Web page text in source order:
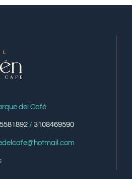
Vibrantes
del Café
/ 3108469590